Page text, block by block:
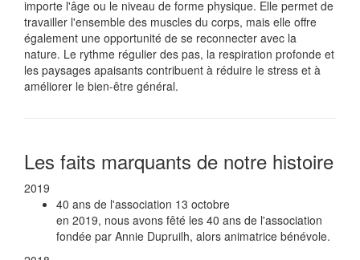
importe l'âge ou le niveau de forme physique. Elle permet de
travailler l'ensemble des muscles du corps, mais elle offre
également une opportunité de se reconnecter avec la
nature. Le rythme régulier des pas, la respiration profonde et
les paysages apaisants contribuent à réduire le stress et à
améliorer le bien-être général.
Les faits marquants de notre histoire
2019
40 ans de l'association 13 octobre
en 2019, nous avons fêté les 40 ans de l'association
fondée par Annie Dupruilh, alors animatrice bénévole.